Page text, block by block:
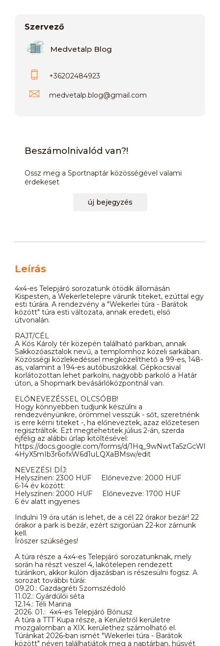
Szervező
Medvetalp Blog
+36202484923
medvetalp.blog@gmail.com
Beszámolnivalód van?!
Ossz meg a Sportnaptár közösségével valami
érdekeset
új bejegyzés
Leírás
4x4-es Telepjáró sorozatunk ötödik állomásán
Kispesten, a Wekerletelepre várunk titeket, ezúttal egy
esti túrára. A rendezvény a "Wekerlei túra - Barátok
között" túra esti változata, annak eredeti, első
útvonalán.
RAJT/CÉL
A Kós Károly tér közepén található parkban, annak
Sakkozóasztalok nevű, a templomhoz közeli sarkában.
Közösségi közlekedéssel megközelíthető a 99-es, 148-
as, valamint a 194-es autóbuszokkal. Gépkocsival
korlátozottan lehet parkolni, nagyobb parkoló a Határ
úton, a Shopmark bevásárlóközpontnál van.
ELŐNEVEZÉSSEL OLCSÓBB!
Hogy könnyebben tudjunk készülni a
rendezvényünkre, örömmel vesszük - sőt, szeretnénk
is erre kérni titeket -, ha előneveztek, azaz előzetesen
regisztráltok. Ezt megtehetitek július 2-án, szerda
éjfélig az alábbi űrlap kitöltésével:
https://docs.google.com/forms/d/1Hq_9wNwtTa5zGcWl
4HyX5mIb3r6ofxW6d1uLQXaBMsw/edit
NEVEZÉSI DÍJ:
Helyszínen: 2300 HUF Előnevezve: 2000 HUF
6-14 év között:
Helyszínen: 2000 HUF Előnevezve: 1700 HUF
6 év alatt ingyenes
Indulni 19 óra után is lehet, de a cél 22 órakor bezár! 22
órakor a park is bezár, ezért szigorúan 22-kor zárnunk
kell.
Írószer szükséges!
A túra része a 4x4-es Telepjáró sorozatunknak, mely
során ha részt veszel 4, lakótelepen rendezett
túránkon, akkor külön díjazásban is részesülni fogsz. A
sorozat további túrái:
09.20.: Gazdagréti Szomszédoló
11.02.: Gyárdűlői séta
12.14.: Téli Marina
2026. 01.: 4x4-es Telepjáró Bónusz
A túra a TTT Kupa része, a Kerületről kerületre
mozgalomban a XIX. kerülethez számolható el.
Túránkat 2026-ban ismét "Wekerlei túra - Barátok
között" néven találhatjátok meg a naptárban, húsvét